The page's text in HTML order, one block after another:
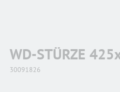
WD-STÜRZE
30091826